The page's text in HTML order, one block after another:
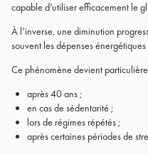
capable d’utiliser efficacement le
À l’inverse, une diminution
souvent les dépenses
Ce phénomène devient
après 40 ans ;
en cas de sédentarité ;
lors de régimes répétés ;
après certaines périodes de